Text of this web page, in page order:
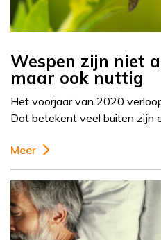
Wespen zijn niet
maar ook nuttig
Het voorjaar van 2020
Dat betekent veel buiten zijn
Meer